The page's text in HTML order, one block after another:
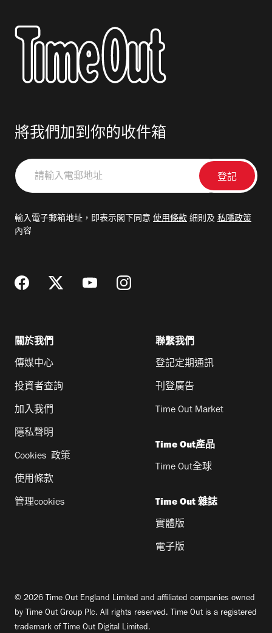
將我們加到你的收件箱
請
輸
郵
輸入電子郵箱地址，即表示閣下同意 使用條款 細則及 私隱政策
內容
關於我們
傳媒中心
投資者查詢
加入我們
隱私聲明
Cookies 政策
使用條款
管理cookies
聯繫我們
登記定期通訊
刊登廣告
Time Out Market
Time Out產品
Time Out全球
Time Out 雜誌
實體版
電子版
© 2026 Time Out England Limited and affiliated companies owned
by Time Out Group Plc. All rights reserved. Time Out is a registered
trademark of Time Out Digital Limited.